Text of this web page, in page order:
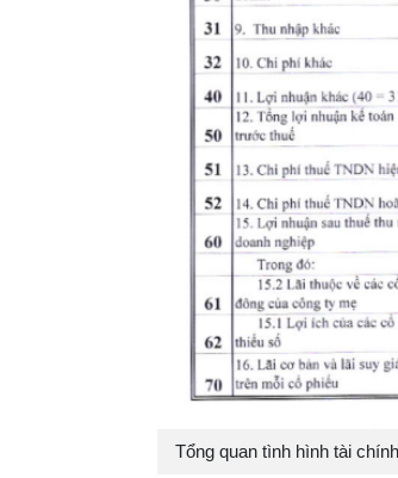
Tổng quan tình hình tài